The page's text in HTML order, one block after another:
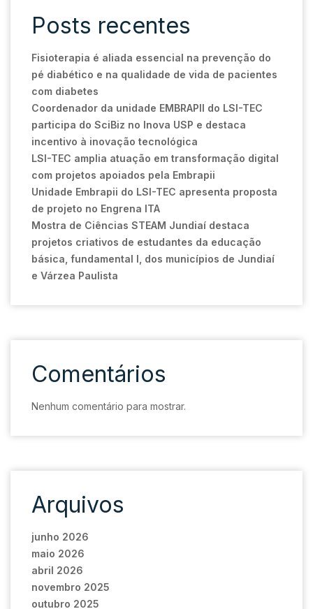
Posts recentes
Fisioterapia é aliada essencial na prevenção do
pé diabético e na qualidade de vida de pacientes
com diabetes
Coordenador da unidade EMBRAPII do LSI-TEC
participa do SciBiz no Inova USP e destaca
incentivo à inovação tecnológica
LSI-TEC amplia atuação em transformação digital
com projetos apoiados pela Embrapii
Unidade Embrapii do LSI-TEC apresenta proposta
de projeto no Engrena ITA
Mostra de Ciências STEAM Jundiaí destaca
projetos criativos de estudantes da educação
básica, fundamental I, dos municípios de Jundiaí
e Várzea Paulista
Comentários
Nenhum comentário para mostrar.
Arquivos
junho 2026
maio 2026
abril 2026
novembro 2025
outubro 2025